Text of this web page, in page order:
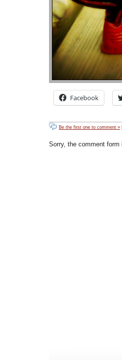
Facebook
Be the first one to comment »
Sorry, the comment